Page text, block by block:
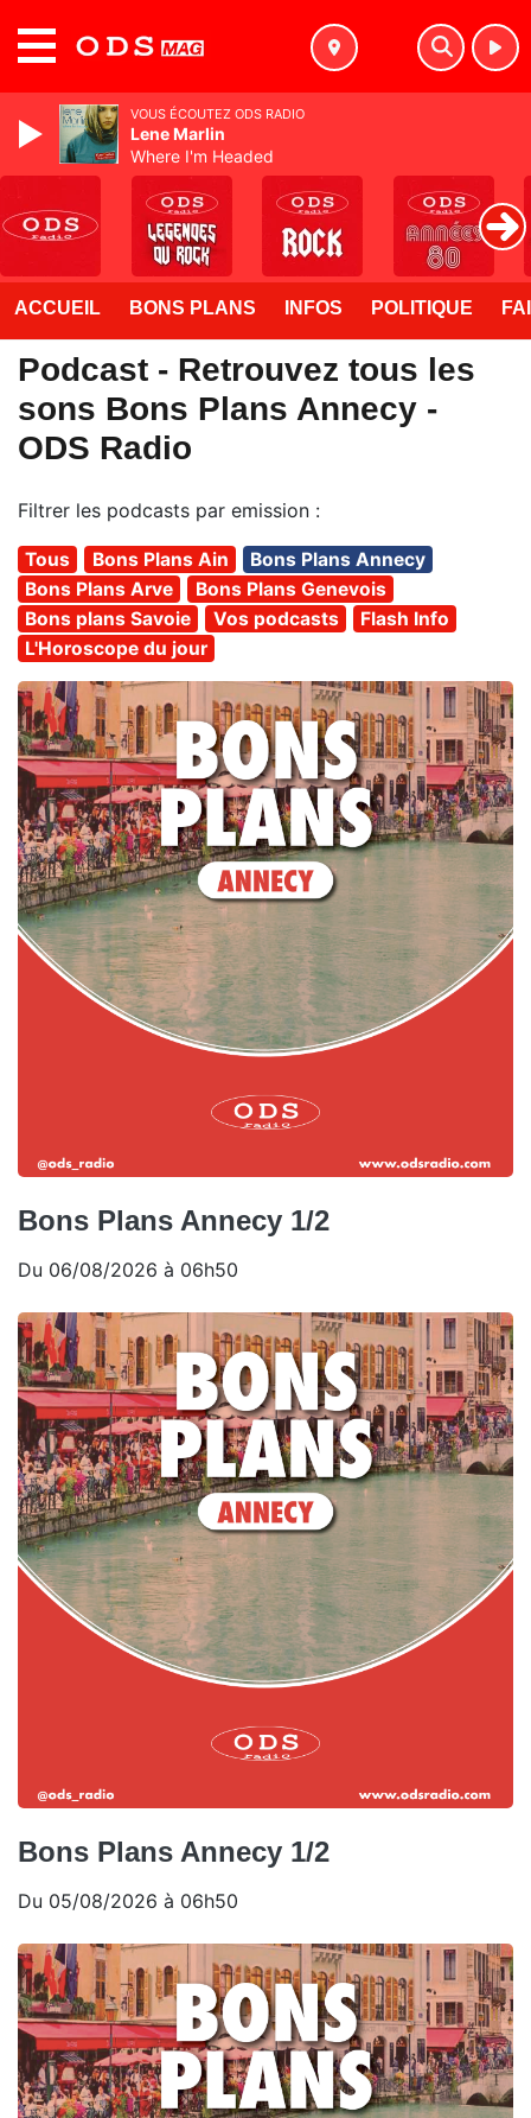
ACCUEIL BONS PLANS INFOS POLITIQUE
Podcast - Retrouvez tous les
sons Bons Plans Annecy -
ODS Radio
Filtrer les podcasts par emission :
Tous Bons Plans Ain
Bons Plans Annecy
Bons Plans Arve
Bons Plans Genevois
Bons plans Savoie
Vos podcasts
Flash Info
L'Horoscope du jour
Bons Plans Annecy 1/2
Du 06/08/2026 à 06h50
Bons Plans Annecy 1/2
Du 05/08/2026 à 06h50
VOUS ÉCOUTEZ ODS RADIO
Lene Marlin
Where I'm Headed